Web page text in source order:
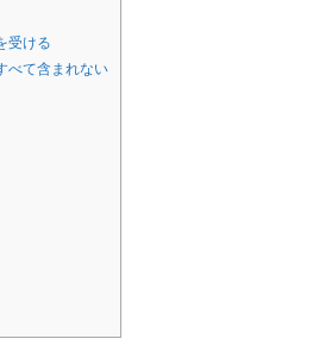
受ける
べて含まれない